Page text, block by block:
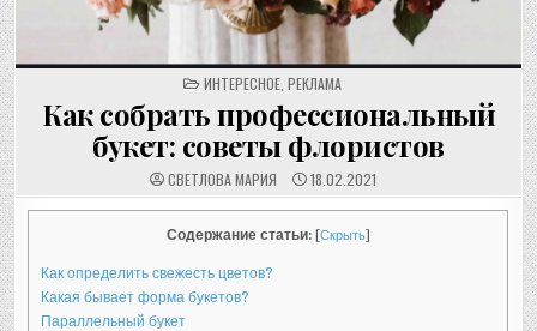
POSTED
IN
ИНТЕРЕСНОЕ РЕКЛАМА
Как собрать профессиональный
букет: советы флористов
СВЕТЛОВА МАРИЯ 18.02.2021
Содержание статьи: [Скрыть]
Как определить свежесть цветов?
Какая бывает форма букетов?
Параллельный букет